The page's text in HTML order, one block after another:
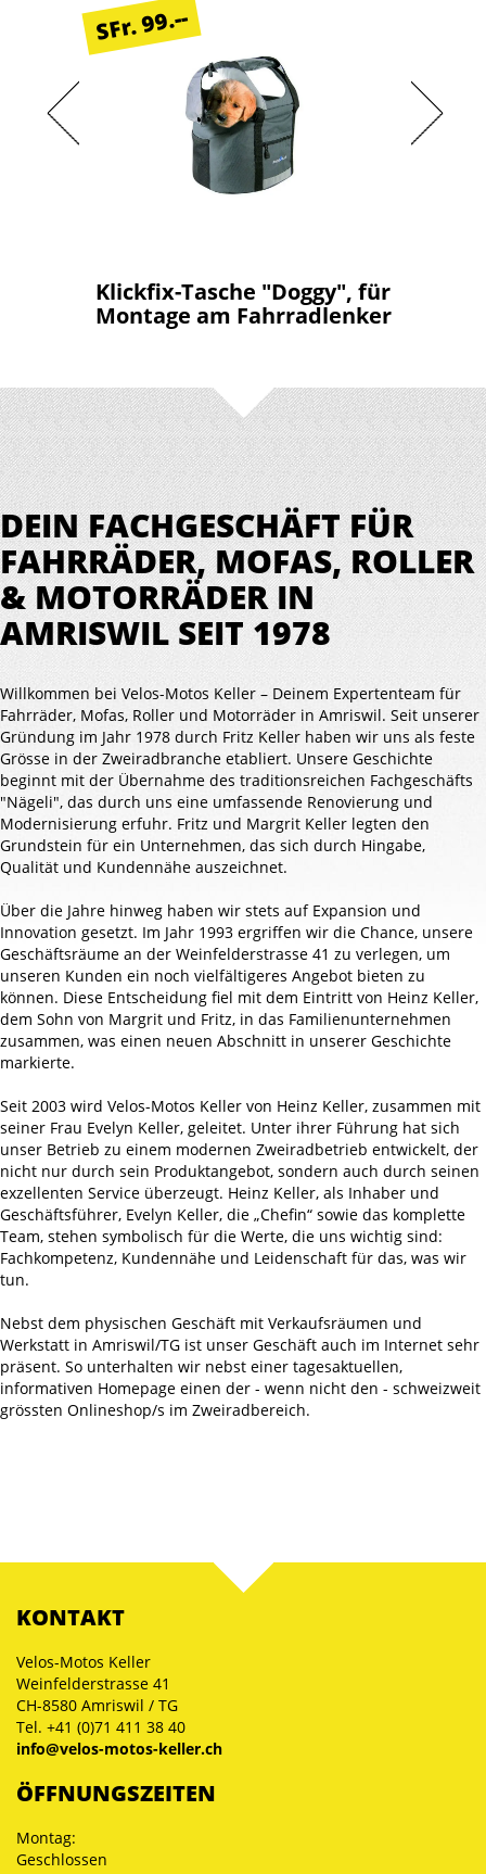
SFr. 99.--
Klickfix-Tasche "Doggy", für
Montage am Fahrradlenker
Zurück Weiter
DEIN FACHGESCHÄFT FÜR
FAHRRÄDER, MOFAS, ROLLER
& MOTORRÄDER IN
AMRISWIL SEIT 1978
Willkommen bei Velos-Motos Keller – Deinem Expertenteam für
Fahrräder, Mofas, Roller und Motorräder in Amriswil. Seit unserer
Gründung im Jahr 1978 durch Fritz Keller haben wir uns als feste
Grösse in der Zweiradbranche etabliert. Unsere Geschichte
beginnt mit der Übernahme des traditionsreichen Fachgeschäfts
"Nägeli", das durch uns eine umfassende Renovierung und
Modernisierung erfuhr. Fritz und Margrit Keller legten den
Grundstein für ein Unternehmen, das sich durch Hingabe,
Qualität und Kundennähe auszeichnet.
Über die Jahre hinweg haben wir stets auf Expansion und
Innovation gesetzt. Im Jahr 1993 ergriffen wir die Chance, unsere
Geschäftsräume an der Weinfelderstrasse 41 zu verlegen, um
unseren Kunden ein noch vielfältigeres Angebot bieten zu
können. Diese Entscheidung fiel mit dem Eintritt von Heinz Keller,
dem Sohn von Margrit und Fritz, in das Familienunternehmen
zusammen, was einen neuen Abschnitt in unserer Geschichte
markierte.
Seit 2003 wird Velos-Motos Keller von Heinz Keller, zusammen mit
seiner Frau Evelyn Keller, geleitet. Unter ihrer Führung hat sich
unser Betrieb zu einem modernen Zweiradbetrieb entwickelt, der
nicht nur durch sein Produktangebot, sondern auch durch seinen
exzellenten Service überzeugt. Heinz Keller, als Inhaber und
Geschäftsführer, Evelyn Keller, die „Chefin“ sowie das komplette
Team, stehen symbolisch für die Werte, die uns wichtig sind:
Fachkompetenz, Kundennähe und Leidenschaft für das, was wir
tun.
Nebst dem physischen Geschäft mit Verkaufsräumen und
Werkstatt in Amriswil/TG ist unser Geschäft auch im Internet sehr
präsent. So unterhalten wir nebst einer tagesaktuellen,
informativen Homepage einen der - wenn nicht den - schweizweit
grössten Onlineshop/s im Zweiradbereich.
KONTAKT
Velos-Motos Keller
Weinfelderstrasse 41
CH-8580 Amriswil / TG
Tel. +41 (0)71 411 38 40
info@velos-motos-keller.ch
ÖFFNUNGSZEITEN
Montag:
Geschlossen